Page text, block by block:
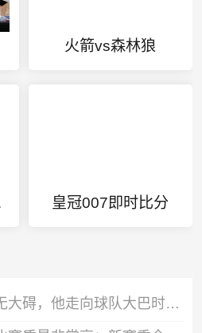
火箭vs森林狼
皇冠007即时比分
记者：芒特身体并无大碍，他走向球队大巴时面带笑容